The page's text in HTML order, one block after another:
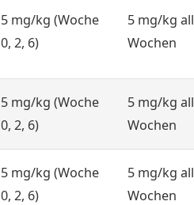
5 mg/kg (Woche
0, 2, 6)
5 mg/kg
Wochen
5 mg/kg (Woche
0, 2, 6)
5 mg/kg
Wochen
5 mg/kg (Woche
0, 2, 6)
5 mg/kg
Wochen